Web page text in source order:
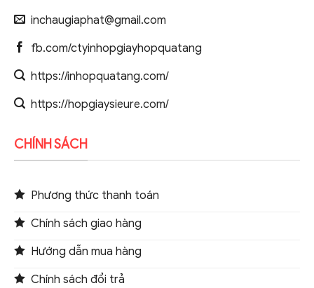
inchaugiaphat@gmail.com
fb.com/ctyinhopgiayhopquatang
https://inhopquatang.com/
https://hopgiaysieure.com/
CHÍNH SÁCH
Phương thức thanh toán
Chính sách giao hàng
Hướng dẫn mua hàng
Chính sách đổi trả